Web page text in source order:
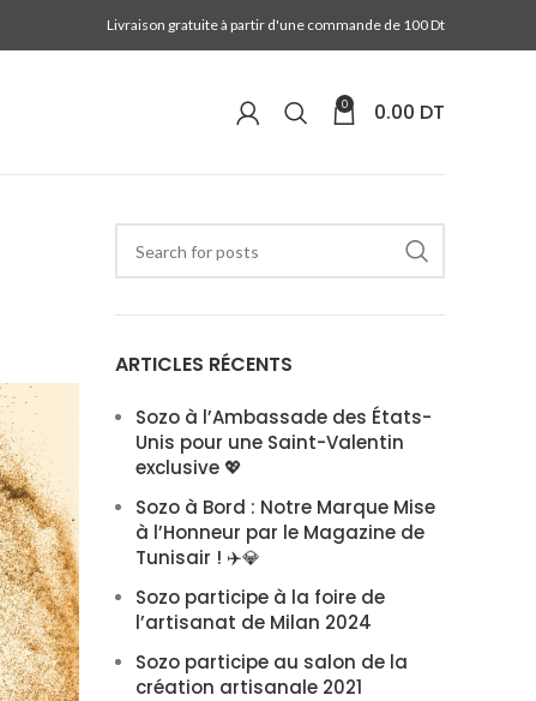
Livraison gratuite à partir d'une commande de 100 Dt
0 0.00 DT
ARTICLES RÉCENTS
Sozo à l’Ambassade des États-
Unis pour une Saint-Valentin
exclusive 💖
Sozo à Bord : Notre Marque Mise
à l’Honneur par le Magazine de
Tunisair ! ✈️💎
Sozo participe à la foire de
l’artisanat de Milan 2024
Sozo participe au salon de la
création artisanale 2021